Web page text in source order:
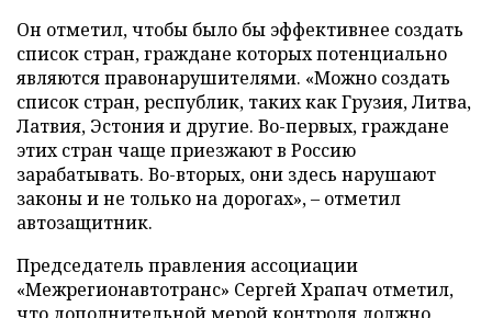
Он отметил, чтобы было бы эффективнее создать
список стран, граждане которых потенциально
являются правонарушителями. «Можно создать
список стран, республик, таких как Грузия, Литва,
Латвия, Эстония и другие. Во-первых, граждане
этих стран чаще приезжают в Россию
зарабатывать. Во-вторых, они здесь нарушают
законы и не только на дорогах», – отметил
автозащитник.
Председатель правления ассоциации
«Межрегионавтотранс» Сергей Храпач отметил,